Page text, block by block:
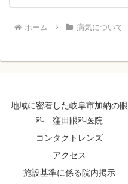
ホーム 病気について
地域に密着した岐阜市加納の眼
科 窪田眼科医院
コンタクトレンズ
アクセス
施設基準に係る院内掲示